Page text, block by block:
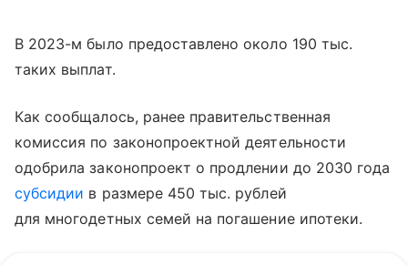
В 2023-м было предоставлено около 190 тыс.
таких выплат.
Как сообщалось, ранее правительственная
комиссия по законопроектной деятельности
одобрила законопроект о продлении до 2030 года
субсидии в размере 450 тыс. рублей
для многодетных семей на погашение ипотеки.